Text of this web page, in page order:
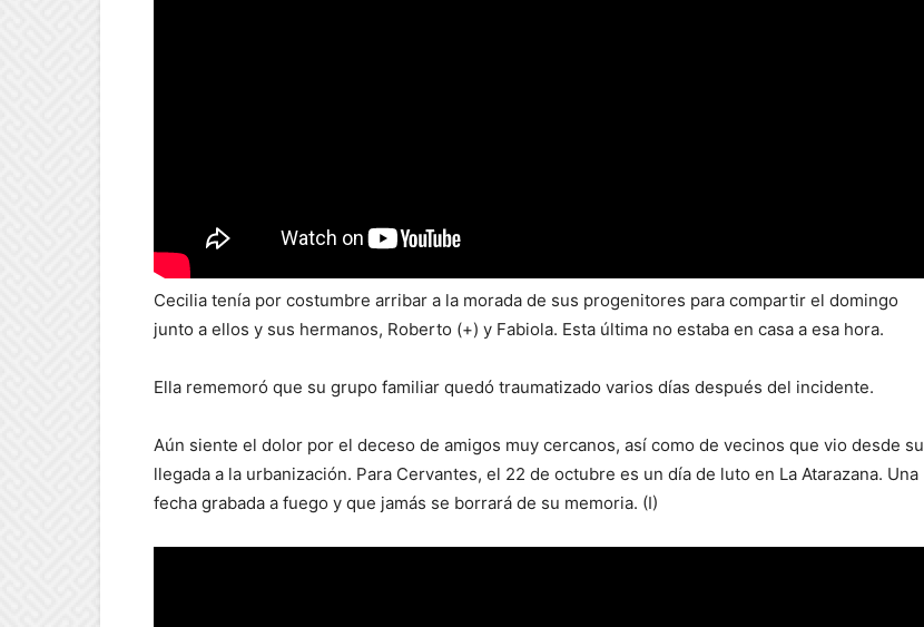
Cecilia tenía por costumbre arribar a la morada de sus progenitores para compartir el domingo
junto a ellos y sus hermanos, Roberto (+) y Fabiola. Esta última no estaba en casa a esa hora.
Ella rememoró que su grupo familiar quedó traumatizado varios días después del incidente.
Aún siente el dolor por el deceso de amigos muy cercanos, así como de vecinos que vio desde su
llegada a la urbanización. Para Cervantes, el 22 de octubre es un día de luto en La Atarazana. Una
fecha grabada a fuego y que jamás se borrará de su memoria. (I)